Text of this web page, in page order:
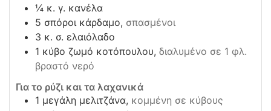
¼ κ. γ. κανέλα
5 σπόροι κάρδαμο, σπασμένοι
3 κ. σ. ελαιόλαδο
1 κύβο ζωμό κοτόπουλου, διαλυμένο σε 1 φλ.
βραστό νερό
Για το ρύζι και τα λαχανικά
1 μεγάλη μελιτζάνα, κομμένη σε κύβους